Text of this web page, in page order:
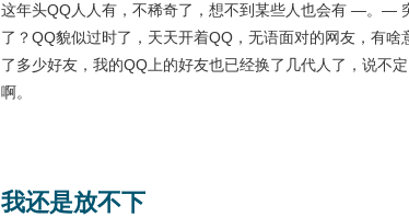
这年头QQ人人有，不稀奇了，想不到某些人也会有 —。—
了？QQ貌似过时了，天天开着QQ，无语面对的网友，有
了多少好友，我的QQ上的好友也已经换了几代人了，说不
啊。
我还是放不下